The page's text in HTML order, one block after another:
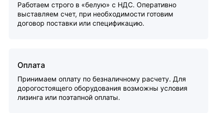
Работаем строго в «белую» с НДС. Оперативно
выставляем счет, при необходимости готовим
договор поставки или спецификацию.
Оплата
Принимаем оплату по безналичному расчету. Для
дорогостоящего оборудования возможны условия
лизинга или поэтапной оплаты.